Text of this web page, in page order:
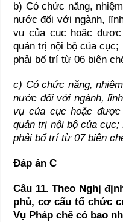
b) Có chức năng,
nước đối với ngành,
vụ của cục hoặc
quản trị nội bộ của
phải bố trí từ 06 biên
c) Có chức năng,
nước đối với ngành,
vụ của cục hoặc
quản trị nội bộ của
phải bố trí từ 07 biên
Đáp án C
Câu 11. Theo Nghị
phủ, cơ cấu tổ chức
Vụ Pháp chế có bao